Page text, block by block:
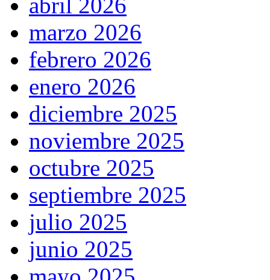
abril 2026
marzo 2026
febrero 2026
enero 2026
diciembre 2025
noviembre 2025
octubre 2025
septiembre 2025
julio 2025
junio 2025